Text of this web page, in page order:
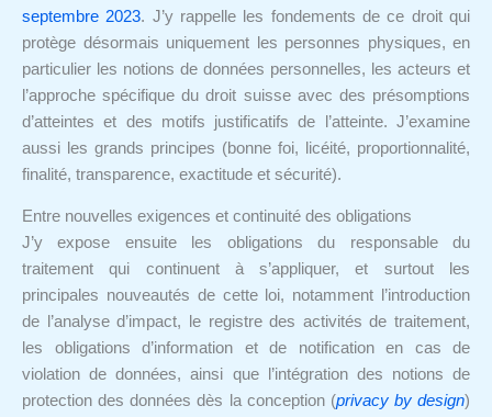
septembre 2023. J’y rappelle les fondements de ce droit qui
protège désormais uniquement les personnes physiques, en
particulier les notions de données personnelles, les acteurs et
l’approche spécifique du droit suisse avec des présomptions
d’atteintes et des motifs justificatifs de l’atteinte. J’examine
aussi les grands principes (bonne foi, licéité, proportionnalité,
finalité, transparence, exactitude et sécurité).
Entre nouvelles exigences et continuité des obligations
J’y expose ensuite les obligations du responsable du
traitement qui continuent à s’appliquer, et surtout les
principales nouveautés de cette loi, notamment l’introduction
de l’analyse d’impact, le registre des activités de traitement,
les obligations d’information et de notification en cas de
violation de données, ainsi que l’intégration des notions de
protection des données dès la conception (privacy by design)